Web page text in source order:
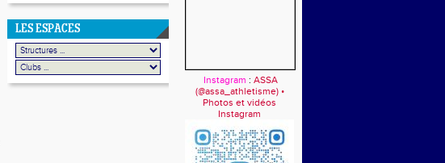
LES ESPACES
Instagram : ASSA
(@assa_athletisme) •
Photos et vidéos
Instagram